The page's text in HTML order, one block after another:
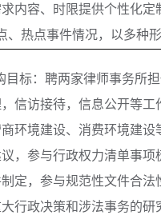
内容、时限提供个性化
、热点事件情况，以多种
目标：聘两家律师事务所
信访接待，信息公开等
环境建设、消费环境建
，参与行政权力清单事
定，参与规范性文件合
行政决策和涉法事务的